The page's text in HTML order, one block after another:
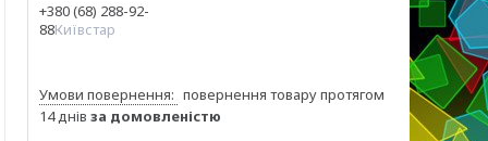
+380 (68) 288-92-
88Київстар
повернення товару протягом
14 днів за домовленістю